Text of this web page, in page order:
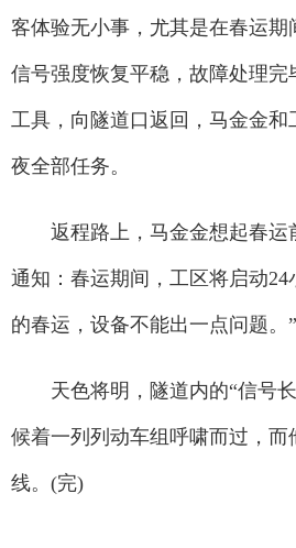
客体验无小事，尤其是在春运期
信号强度恢复平稳，故障处理完
工具，向隧道口返回，马金金和
夜全部任务。
返程路上，马金金想起春运
通知：春运期间，工区将启动24
的春运，设备不能出一点问题。”
天色将明，隧道内的“信号长
候着一列列动车组呼啸而过，而
线。(完)